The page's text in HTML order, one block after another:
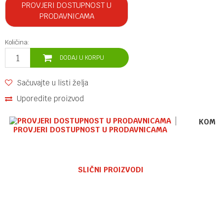
PROVJERI DOSTUPNOST U
PRODAVNICAMA
Količina:
DODAJ U KORPU
Sačuvajte u listi želja
Uporedite proizvod
PROVJERI DOSTUPNOST U PRODAVNICAMA
SLIČNI PROIZVODI